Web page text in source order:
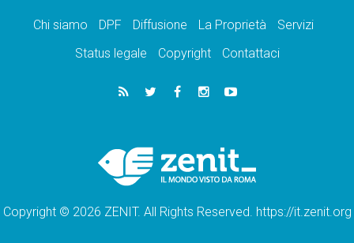
Chi siamo DPF Diffusione La Proprietà
Servizi
Status legale
Copyright Contattaci
Copyright © 2026 ZENIT. All Rights Reserved. https://it.zenit.org